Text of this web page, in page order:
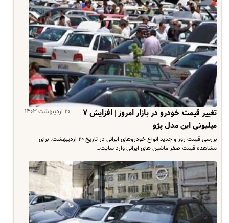
۲۰ اردیبهشت ۱۴۰۳
تغییر قیمت خودرو در بازار امروز | افزایش ۷
میلیونی این مدل پژو
بررسی قیمت روز و جدید انواع خودروهای ایرانی در تاریخ ۲۰ اردیبهشت. برای
مشاهده قیمت صفر ماشین های ایرانی وارد سایت…